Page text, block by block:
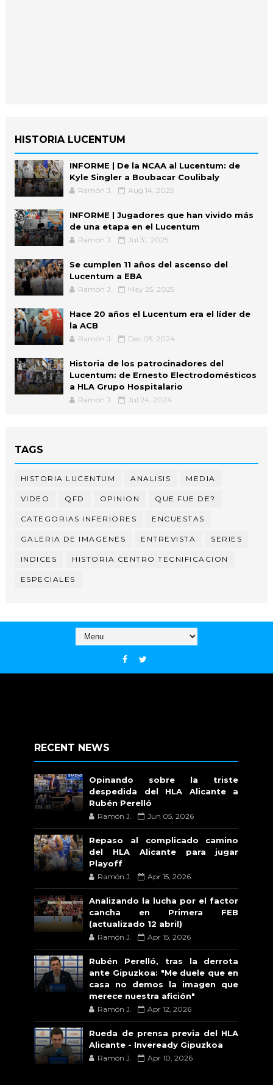
HISTORIA LUCENTUM
INFORME | De la NCAA al Lucentum: de
Kyle Singler a Boubacar Coulibaly
Ramón J. Aug 14, 2025
INFORME | Jugadores que han vivido más
de una etapa en el Lucentum
Ramón J. Jul 31, 2025
Se cumplen 11 años del ascenso del
Lucentum a EBA
Ramón J. May 25, 2025
Hace 20 años el Lucentum era el líder de
la ACB
Ramón J. Dec 05, 2024
Historia de los patrocinadores del
Lucentum: de Ernesto Electrodomésticos
a HLA Grupo Hospitalario
Ramón J. Jul 24, 2024
TAGS
HISTORIA LUCENTUM ANALISIS MEDIA
VIDEO QFD OPINION QUE FUE DE?
CATEGORIAS INFERIORES ENCUESTAS
GALERIA DE IMAGENES ENTREVISTA SERIES
INDICES HISTORIA CENTRO TECNIFICACION
ESPECIALES
RECENT NEWS
Opinando sobre la triste
despedida del HLA Alicante a
Rubén Perelló
Ramón J. Jun 05, 2026
Repaso al complicado camino
del HLA Alicante para jugar
Playoff
Ramón J. Apr 15, 2026
Analizando la lucha por el factor
cancha en Primera FEB
(actualizado 12 abril)
Ramón J. Apr 15, 2026
Rubén Perelló, tras la derrota
ante Gipuzkoa: "Me duele que en
casa no demos la imagen que
merece nuestra afición"
Ramón J. Apr 12, 2026
Rueda de prensa previa del HLA
Alicante - Inveready Gipuzkoa
Ramón J. Apr 10, 2026